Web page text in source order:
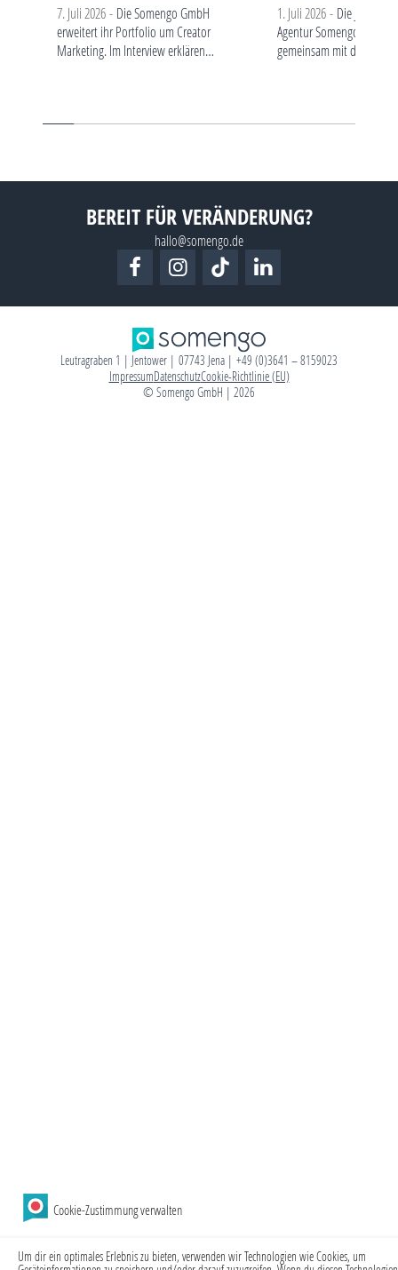
Cookie-Zustimmung verwalten
Um dir ein optimales Erlebnis zu bieten, verwenden wir Technologien wie Cookies, um
7. Juli 2026 - Die Somengo GmbH
erweitert ihr Portfolio um Creator
Marketing. Im Interview erklären
Tourismusunternehmen von…
1. Juli 2026 - Die Jenaer
Agentur Somengo gewinnt
gemeinsam mit der
Brand Strategy…
BEREIT FÜR VERÄNDERUNG?
hallo@somengo.de
Leutragraben 1 | Jentower | 07743 Jena | +49 (0)3641 – 8159023
ImpressumDatenschutzCookie-Richtlinie (EU)
© Somengo GmbH | 2026